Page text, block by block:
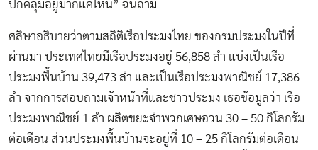
ปกคลุมอยู่มากแค่ไหน” ฉันถาม
ศลิษาอธิบายว่าตามสถิติเรือประมงไทย ของกรมประมงในปีที่
ผ่านมา ประเทศไทยมีเรือประมงอยู่ 56,858 ลำ แบ่งเป็นเรือ
ประมงพื้นบ้าน 39,473 ลำ และเป็นเรือประมงพาณิชย์ 17,386
ลำ จากการสอบถามเจ้าหน้าที่และชาวประมง เธอข้อมูลว่า เรือ
ประมงพาณิชย์ 1 ลำ ผลิตขยะจำพวกเศษอวน 30 – 50 กิโลกรัม
ต่อเดือน ส่วนประมงพื้นบ้านจะอยู่ที่ 10 – 25 กิโลกรัมต่อเดือน